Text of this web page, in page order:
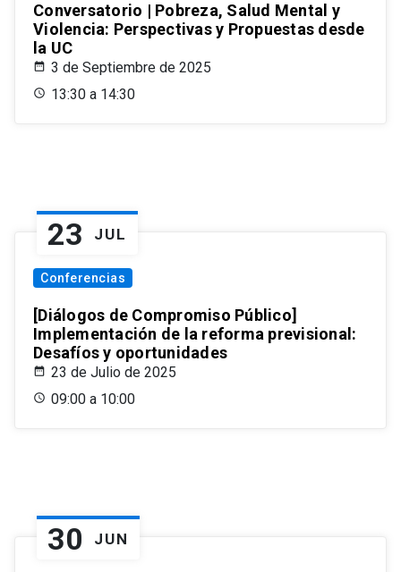
Conversatorio | Pobreza, Salud Mental y
Violencia: Perspectivas y Propuestas desde
la UC
3 de Septiembre de 2025
13:30 a 14:30
23 JUL
Conferencias
[Diálogos de Compromiso Público]
Implementación de la reforma previsional:
Desafíos y oportunidades
23 de Julio de 2025
09:00 a 10:00
30 JUN